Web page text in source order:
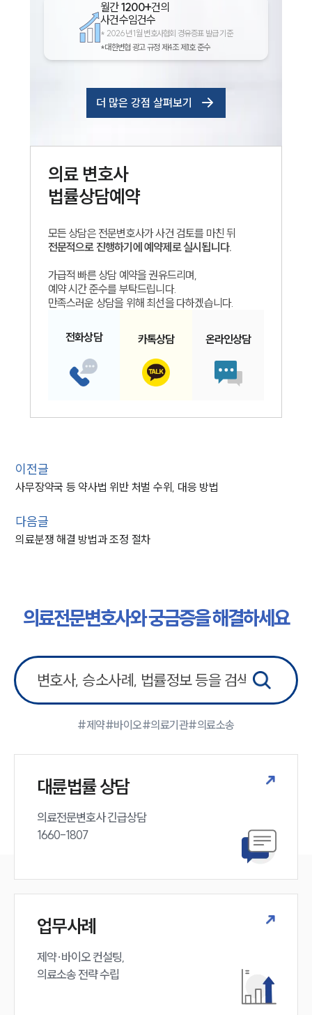
월간1200+건의
사건수임건수
* 2026년 1월 변호사협회 경유증표 발급 기준
*대한변협 광고 규정 제4조 제1호 준수
더 많은 강점 살펴보기
의료변호사
법률상담예약
모든 상담은 전문변호사가 사건 검토를 마친 뒤
전문적으로 진행하기에 예약제로 실시됩니다.
가급적 빠른 상담 예약을 권유드리며,
예약 시간 준수를 부탁드립니다.
만족스러운 상담을 위해 최선을 다하겠습니다.
전화상담 카톡상담 온라인상담
이전글
사무장약국 등 약사법 위반 처벌 수위, 대응 방법
다음글
의료분쟁 해결 방법과 조정 절차
의료전문변호사와 궁금증을 해결하세요
#제약#바이오#의료기관#의료소송
대륜법률 상담
의료전문변호사 긴급상담
1660-1807
업무사례
제약·바이오 컨설팅,
의료소송 전략 수립